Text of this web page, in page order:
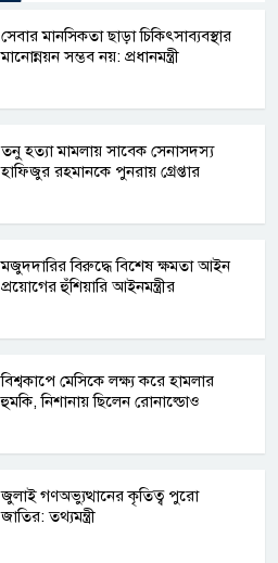
সেবার মানসিকতা ছাড়া চিকিৎসাব্যবস্থার
মানোন্নয়ন সম্ভব নয়: প্রধানমন্ত্রী
তনু হত্যা মামলায় সাবেক সেনাসদস্য
হাফিজুর রহমানকে পুনরায় গ্রেপ্তার
মজুদদারির বিরুদ্ধে বিশেষ ক্ষমতা আইন
প্রয়োগের হুঁশিয়ারি আইনমন্ত্রীর
বিশ্বকাপে মেসিকে লক্ষ্য করে হামলার
হুমকি, নিশানায় ছিলেন রোনাল্ডোও
জুলাই গণঅভ্যুত্থানের কৃতিত্ব পুরো
জাতির: তথ্যমন্ত্রী